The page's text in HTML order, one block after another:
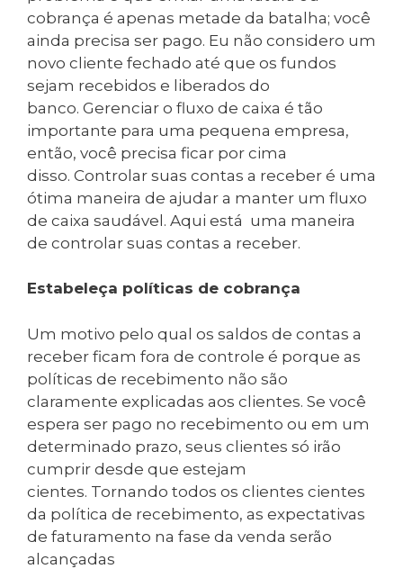
cobrança é apenas metade da batalha; você
ainda precisa ser pago. Eu não considero um
novo cliente fechado até que os fundos
sejam recebidos e liberados do
banco. Gerenciar o fluxo de caixa é tão
importante para uma pequena empresa,
então, você precisa ficar por cima
disso. Controlar suas contas a receber é uma
ótima maneira de ajudar a manter um fluxo
de caixa saudável. Aqui está uma maneira
de controlar suas contas a receber.
Estabeleça políticas de cobrança
Um motivo pelo qual os saldos de contas a
receber ficam fora de controle é porque as
políticas de recebimento não são
claramente explicadas aos clientes. Se você
espera ser pago no recebimento ou em um
determinado prazo, seus clientes só irão
cumprir desde que estejam
cientes. Tornando todos os clientes cientes
da política de recebimento, as expectativas
de faturamento na fase da venda serão
alcançadas